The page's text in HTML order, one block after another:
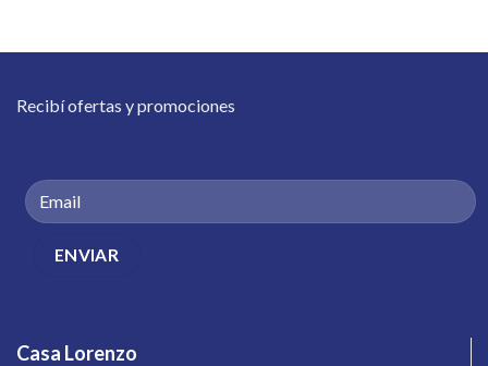
Recibí ofertas y promociones
Casa Lorenzo